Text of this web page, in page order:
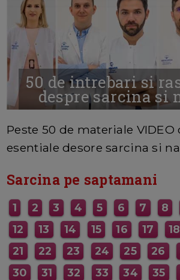
50 de intrebari si
despre sarcina si
Peste 50 de materiale
esentiale desore sarcina si
Sarcina pe saptamani
1 2 3 4 5 6 7 8
12
13 14 15 16 17 18
21
22 23 24 25 26
30
31 32 33 34 35